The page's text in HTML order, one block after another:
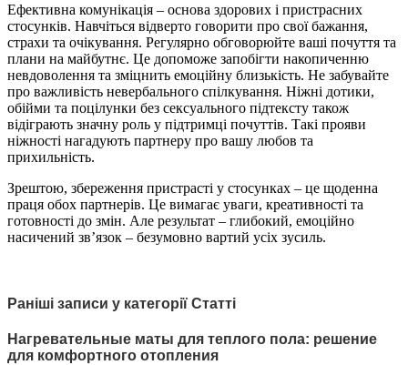
Ефективна комунікація – основа здорових і пристрасних
стосунків. Навчіться відверто говорити про свої бажання,
страхи та очікування. Регулярно обговорюйте ваші почуття та
плани на майбутнє. Це допоможе запобігти накопиченню
невдоволення та зміцнить емоційну близькість. Не забувайте
про важливість невербального спілкування. Ніжні дотики,
обійми та поцілунки без сексуального підтексту також
відіграють значну роль у підтримці почуттів. Такі прояви
ніжності нагадують партнеру про вашу любов та
прихильність.
Зрештою, збереження пристрасті у стосунках – це щоденна
праця обох партнерів. Це вимагає уваги, креативності та
готовності до змін. Але результат – глибокий, емоційно
насичений зв’язок – безумовно вартий усіх зусиль.
Раніші записи у категорії Статті
Нагревательные маты для теплого пола: решение
для комфортного отопления